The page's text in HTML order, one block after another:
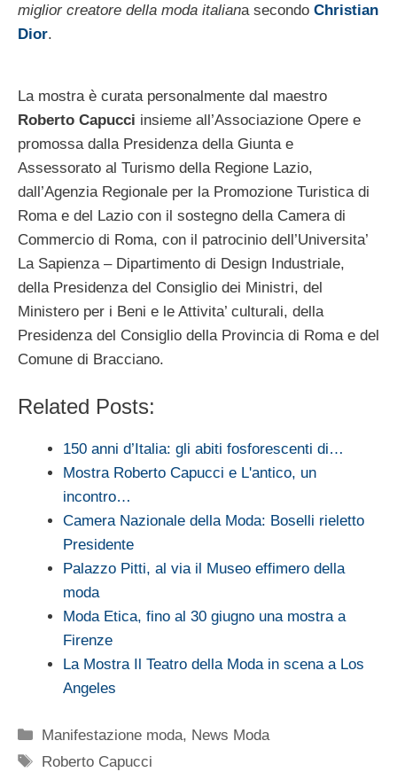
miglior creatore della moda italiana secondo Christian
Dior.
La mostra è curata personalmente dal maestro
Roberto Capucci insieme all’Associazione Opere e
promossa dalla Presidenza della Giunta e
Assessorato al Turismo della Regione Lazio,
dall’Agenzia Regionale per la Promozione Turistica di
Roma e del Lazio con il sostegno della Camera di
Commercio di Roma, con il patrocinio dell’Universita’
La Sapienza – Dipartimento di Design Industriale,
della Presidenza del Consiglio dei Ministri, del
Ministero per i Beni e le Attivita’ culturali, della
Presidenza del Consiglio della Provincia di Roma e del
Comune di Bracciano.
Related Posts:
150 anni d’Italia: gli abiti fosforescenti di…
Mostra Roberto Capucci e L'antico, un
incontro…
Camera Nazionale della Moda: Boselli rieletto
Presidente
Palazzo Pitti, al via il Museo effimero della
moda
Moda Etica, fino al 30 giugno una mostra a
Firenze
La Mostra Il Teatro della Moda in scena a Los
Angeles
Categorie
Manifestazione moda, News Moda
Tag
Roberto Capucci